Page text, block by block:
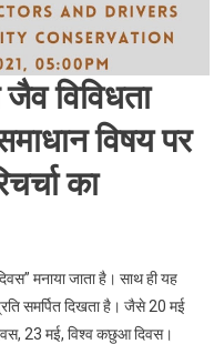
राष्ट्रीय
वेबिनार
आयोजित
की
।।
Web
विविधता
विषय पर
का
मनाया जाता है। साथ ही यह
समर्पित दिखता है। जैसे 20 मई
23 मई, विश्व कछुआ दिवस।